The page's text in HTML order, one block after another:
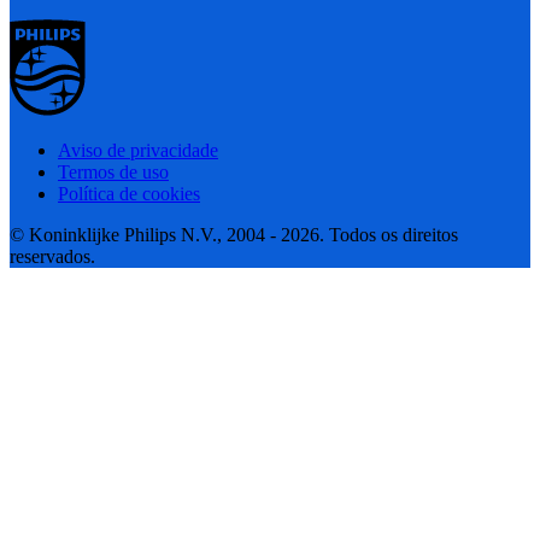
Aviso de privacidade
Termos de uso
Política de cookies
© Koninklijke Philips N.V., 2004 - 2026. Todos os direitos
reservados.